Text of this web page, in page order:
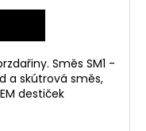
Směs SM1 -
a skútrová směs,
destiček